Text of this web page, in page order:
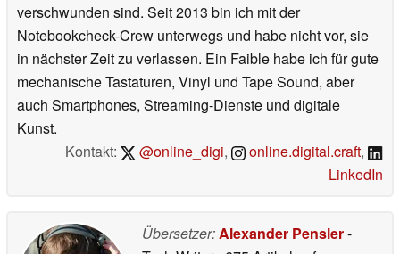
verschwunden sind. Seit 2013 bin ich mit der
Notebookcheck-Crew unterwegs und habe nicht vor, sie
in nächster Zeit zu verlassen. Ein Faible habe ich für gute
mechanische Tastaturen, Vinyl und Tape Sound, aber
auch Smartphones, Streaming-Dienste und digitale
Kunst.
Kontakt:
@online_digi, online.digital.craft,
LinkedIn
Übersetzer:Alexander Pensler-